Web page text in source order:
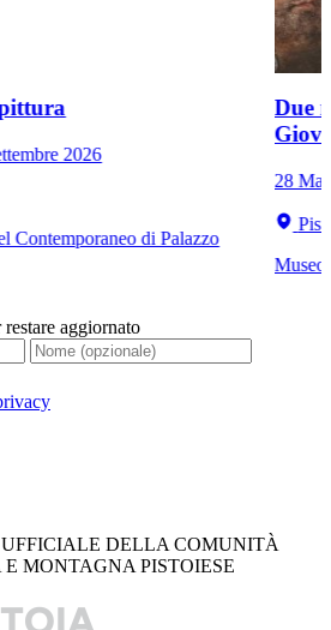
2026
Contemporaneo di Palazzo
Due
28
Museo
aggiornato
DELLA COMUNITÀ
MONTAGNA PISTOIESE